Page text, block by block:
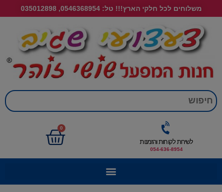
משלוחים לכל חלקי הארץ!!! טל: 0546368954, 035012898
לשירות לקוחות והזמנות
054-636-8954
0